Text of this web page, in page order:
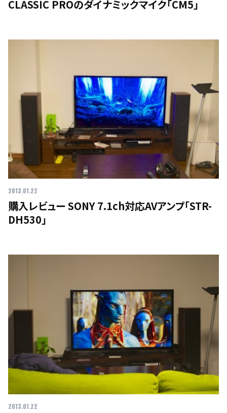
CLASSIC PROのダイナミックマイク「CM5」
2013.01.22
購入レビュー SONY 7.1ch対応AVアンプ「STR-
DH530」
2013.01.22